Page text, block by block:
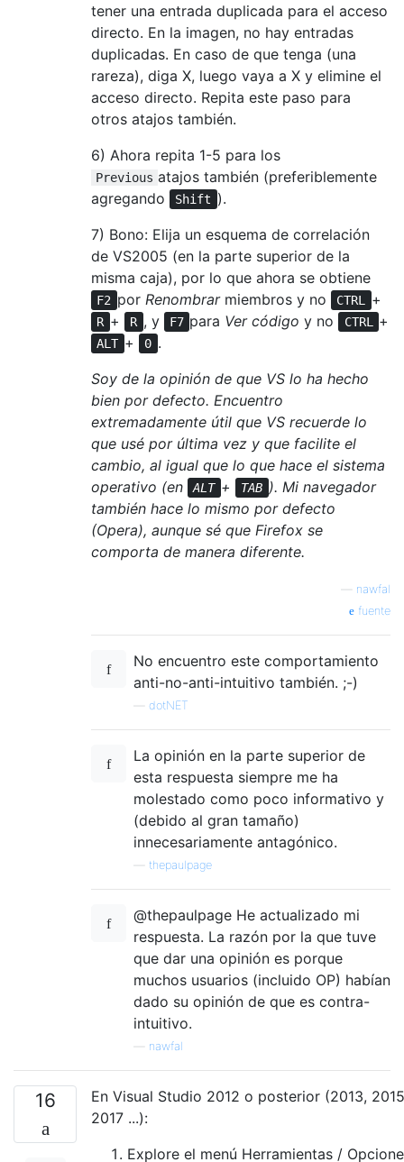
tener una entrada duplicada para el acceso
directo. En la imagen, no hay entradas
duplicadas. En caso de que tenga (una
rareza), diga X, luego vaya a X y elimine el
acceso directo. Repita este paso para
otros atajos también.
6) Ahora repita 1-5 para los
Previous atajos también (preferiblemente
agregando
Shift ).
7) Bono: Elija un esquema de correlación
de VS2005 (en la parte superior de la
misma caja), por lo que ahora se obtiene
F2 por Renombrarmiembros y no CTRL +
R + R , y F7 para Ver código y no CTRL +
ALT + 0 .
Soy de la opinión de que VS lo ha hecho
bien por defecto. Encuentro
extremadamente útil que VS recuerde lo
que usé por última vez y que facilite el
cambio, al igual que lo que hace el sistema
operativo (en
ALT + TAB ). Mi navegador
también hace lo mismo por defecto
(Opera), aunque sé que Firefox se
comporta de manera diferente.
nawfal
fuente
No encuentro este comportamiento
anti-no-anti-intuitivo también. ;-)
dotNET
La opinión en la parte superior de
esta respuesta siempre me ha
molestado como poco informativo y
(debido al gran tamaño)
innecesariamente antagónico.
thepaulpage
@thepaulpage He actualizado mi
respuesta. La razón por la que tuve
que dar una opinión es porque
muchos usuarios (incluido OP) habían
dado su opinión de que es contra-
intuitivo.
nawfal
16
En Visual Studio 2012 o posterior (2013,
2017 ...):
Explore el menú Herramientas /